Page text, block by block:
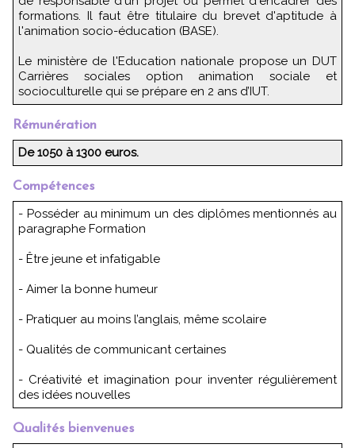
formations. Il faut être titulaire du brevet d'aptitude à
l'animation socio-éducation (BASE).
Le ministère de l'Education nationale propose un DUT
Carrières sociales option animation sociale et
socioculturelle qui se prépare en 2 ans d’IUT.
Rémunération
De 1050 à 1300 euros.
Compétences
- Posséder au minimum un des diplômes mentionnés au
paragraphe Formation
- Être jeune et infatigable
- Aimer la bonne humeur
- Pratiquer au moins l’anglais, même scolaire
- Qualités de communicant certaines
- Créativité et imagination pour inventer régulièrement
des idées nouvelles
Qualités bienvenues